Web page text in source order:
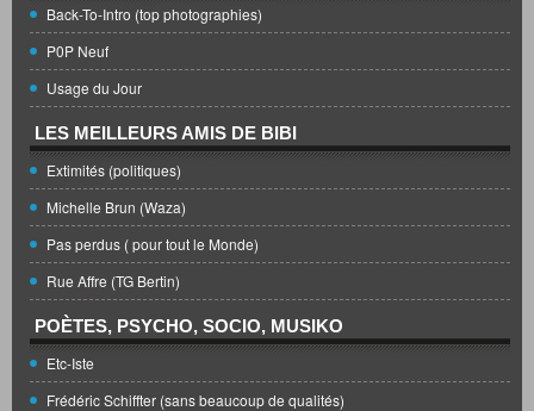
Back-To-Intro (top photographies)
P0P Neuf
Usage du Jour
LES MEILLEURS AMIS DE BIBI
Extimités (politiques)
Michelle Brun (Waza)
Pas perdus ( pour tout le Monde)
Rue Affre (TG Bertin)
POÈTES, PSYCHO, SOCIO, MUSIKO
Etc-Iste
Frédéric Schiffter (sans beaucoup de qualités)